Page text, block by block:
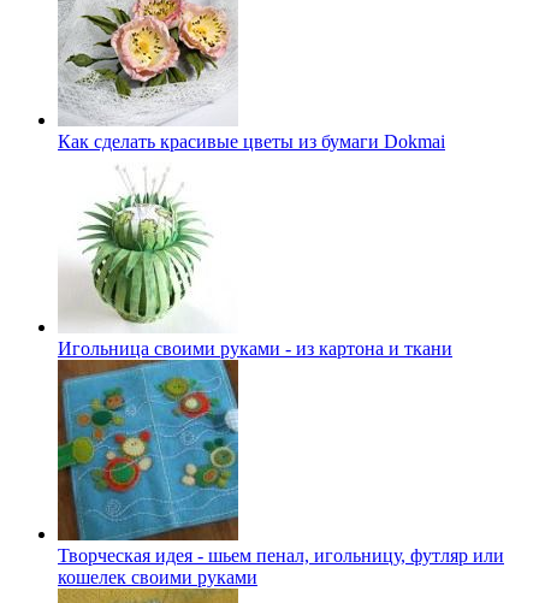
Как сделать красивые цветы из бумаги Dokmai
Игольница своими руками - из картона и ткани
Творческая идея - шьем пенал, игольницу, футляр или
кошелек своими руками